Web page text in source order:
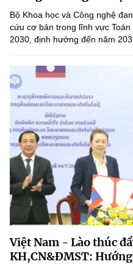
Bộ Khoa học và Công nghệ
cứu cơ bản trong lĩnh vực
2030, định hướng đến năm
Việt Nam - Lào thúc
KH,CN&ĐMST: